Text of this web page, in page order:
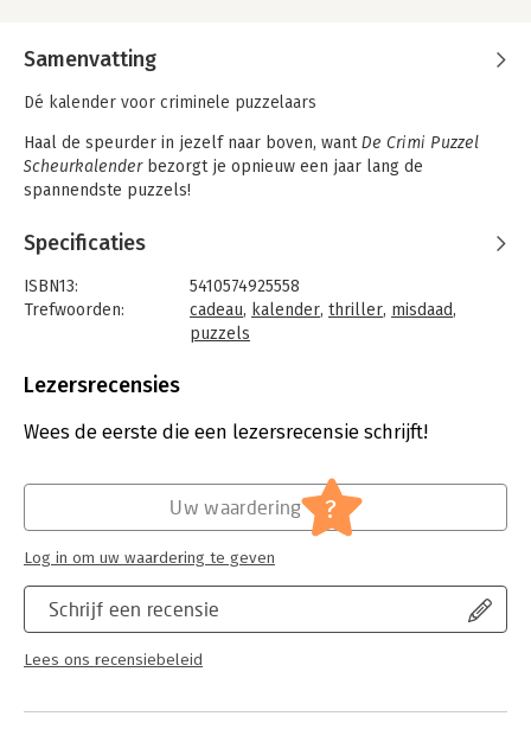
Samenvatting
Dé kalender voor criminele puzzelaars
Haal de speurder in jezelf naar boven, wantDe Crimi Puzzel
Scheurkalenderbezorgt je opnieuw een jaar lang de
spannendste puzzels!
Deze kalender bevat urenlang puzzelplezier voor jonge
speurneuzen en doorgewinterde inspecteurs: codes kraken en
spionnen ontmaskeren zijn voor jou een fluitje van een cent.
Aangevuld met feitjes en interessante weetjes over de meest
bloedstollende misdaden; de ideale kalender voor elke fan
Specificaties
ISBN13:
5410574925558
Trefwoorden:
cadeau, kalender, thriller, misdaad,
puzzels
Bindwijze:
Druk:
1
Cadeauboeken,Thrillers en spanning
Lezersrecensies
Wees de eerste die een lezersrecensie schrijft!
Schrijf een recensie
Lees ons recensiebeleid
Uw waardering ?
Log in om uw waardering te geven